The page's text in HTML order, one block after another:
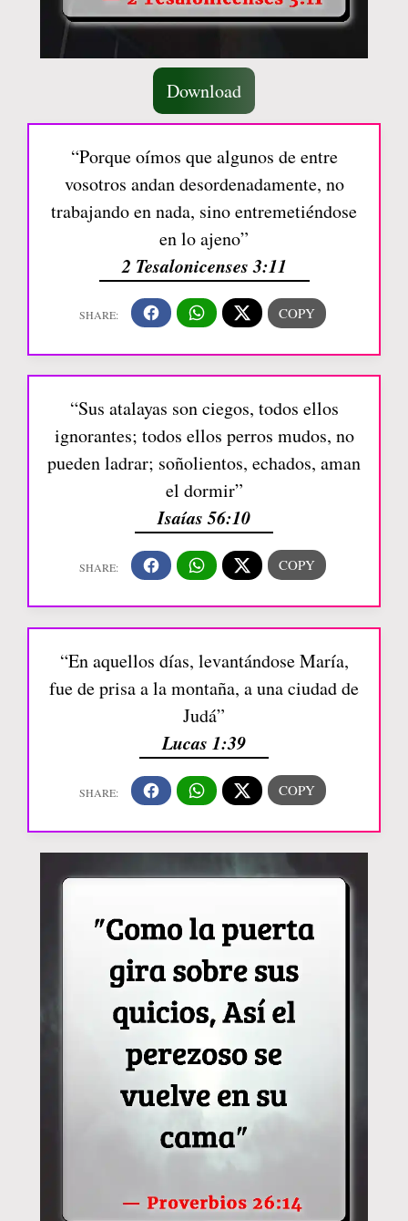
Download
“Porque oímos que algunos de entre
vosotros andan desordenadamente, no
trabajando en nada, sino entremetiéndose
en lo ajeno”
2 Tesalonicenses 3:11
“Sus atalayas son ciegos, todos ellos
ignorantes; todos ellos perros mudos, no
pueden ladrar; soñolientos, echados, aman
el dormir”
Isaías 56:10
“En aquellos días, levantándose María,
fue de prisa a la montaña, a una ciudad de
Judá”
Lucas 1:39